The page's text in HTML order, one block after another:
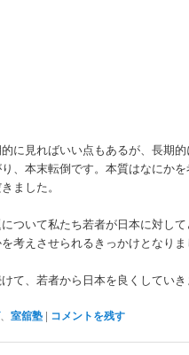
に見ればいい点もあるが、長期
、本末転倒です。本質はなにかを
ました。
ついて私たち若者が日本に対し
考えさせられるきっかけとなりま
て、若者から日本を良くしていき
、室舘塾 | コメントを残す